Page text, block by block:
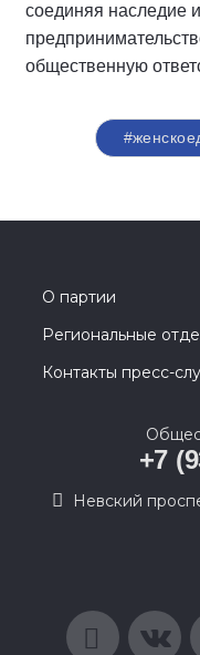
соединяя наследие
общественную
О партии
Региональные
Контакты пресс-
+7
Невский